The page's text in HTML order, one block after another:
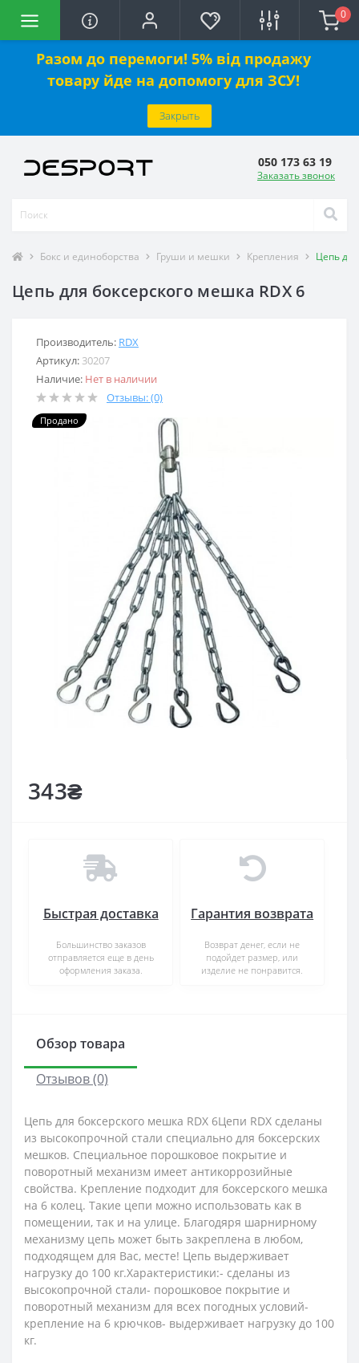
Разом до перемоги! 5% від продажу
товару йде на допомогу для ЗСУ!
Закрыть
0
050 173 63 19
Заказать звонок
Бокс и единоборства Груши и мешки Крепления Цепь
Цепь для боксерского мешка RDX 6
Производитель: RDX
Артикул: 30207
Наличие: Нет в наличии
Отзывы: (0)
Продано
343₴
Быстрая доставка
Большинство заказов
отправляется еще в день
оформления заказа.
Гарантия возврата
Возврат денег, если не
подойдет размер, или
изделие не понравится.
Обзор товара
Отзывов (0)
Цепь для боксерского мешка RDX 6Цепи RDX сделаны
из высокопрочной стали специально для боксерских
мешков. Специальное порошковое покрытие и
поворотный механизм имеет антикоррозийные
свойства. Крепление подходит для боксерского мешка
на 6 колец. Такие цепи можно использовать как в
помещении, так и на улице. Благодяря шарнирному
механизму цепь может быть закреплена в любом,
подходящем для Вас, месте! Цепь выдерживает
нагрузку до 100 кг.Характеристики:- сделаны из
высокопрочной стали- порошковое покрытие и
поворотный механизм для всех погодных условий-
крепление на 6 крючков- выдерживает нагрузку до 100
кг.